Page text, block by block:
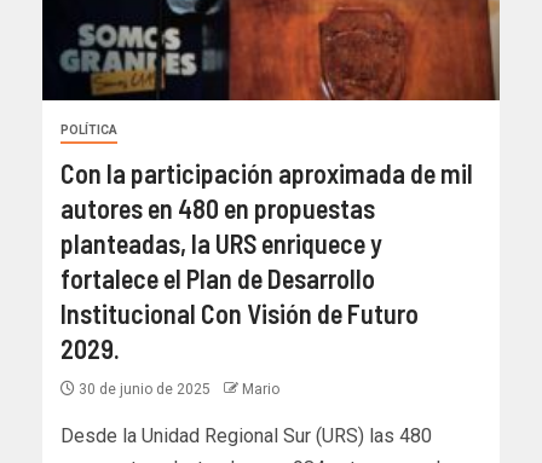
POLÍTICA
Con la participación aproximada de mil
autores en 480 en propuestas
planteadas, la URS enriquece y
fortalece el Plan de Desarrollo
Institucional Con Visión de Futuro
2029.
30 de junio de 2025 Mario
Desde la Unidad Regional Sur (URS) las 480